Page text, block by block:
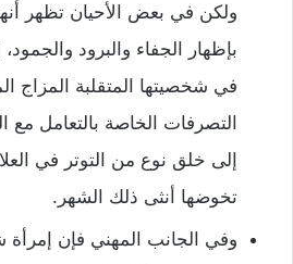
ولكن في بعض الأحيان تظهر
بإظهار الجفاء والبرود
في شخصيتها المتقلبة المزاج
التصرفات الخاصة بالتعامل
إلى خلق نوع من التوتر في
تخوضها أنثى ذلك الشهر.
وفي الجانب المهني فإن إمرأة